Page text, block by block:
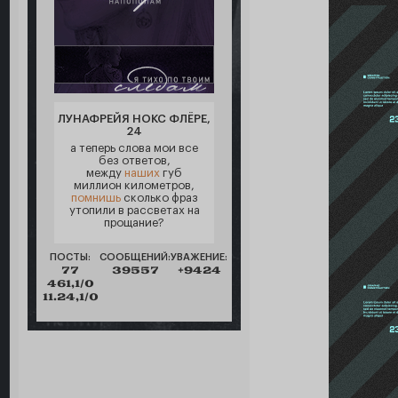
ЛУНАФРЕЙЯ НОКС ФЛЁРЕ,
24
а теперь слова мои все
без ответов,
между наших губ
миллион километров,
помнишьсколько фраз
утопили в рассветах на
прощание?
ПОСТЫ:
77
461,1/0
11.24,1/0
СООБЩЕНИЙ:
39557
УВАЖЕНИЕ:
+9424